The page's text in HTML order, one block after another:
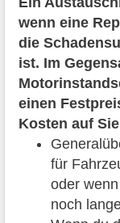
wenn eine
die
ist. Im
einen
Kosten auf
für
oder
noch